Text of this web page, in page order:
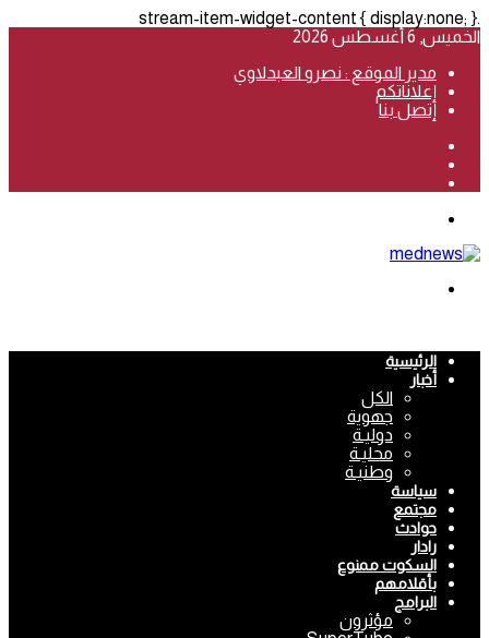
.stream-item-widget-content { display:none; }
الخميس, 6 أغسطس 2026
مدير الموقع : نصرو العبدلاوي
إعلاناتكم
إتصل بنا
الرئيسية
أخبار
الكل
جهوية
دوليـة
محليـة
وطنيـة
سياسة
مجتمع
حوادث
رادار
السكوت ممنوع
بأقلامهم
البرامج
مؤثرون